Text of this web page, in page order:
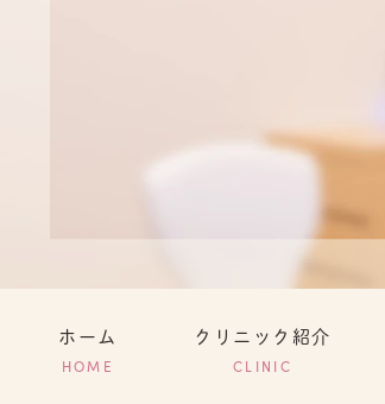
ホーム
HOME
クリニック紹介
CLINIC